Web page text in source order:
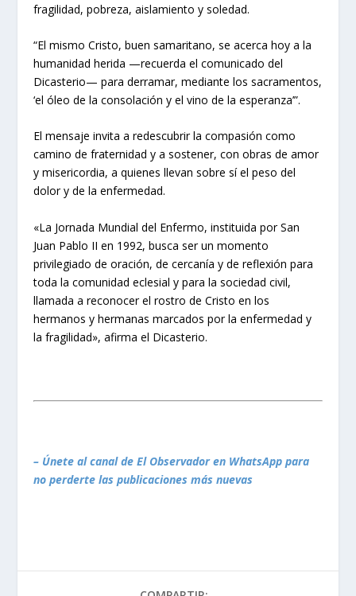
fragilidad, pobreza, aislamiento y soledad.
“El mismo Cristo, buen samaritano, se acerca hoy a la
humanidad herida —recuerda el comunicado del
Dicasterio— para derramar, mediante los sacramentos,
‘el óleo de la consolación y el vino de la esperanza’”.
El mensaje invita a redescubrir la compasión como
camino de fraternidad y a sostener, con obras de amor
y misericordia, a quienes llevan sobre sí el peso del
dolor y de la enfermedad.
«La Jornada Mundial del Enfermo, instituida por San
Juan Pablo II en 1992, busca ser un momento
privilegiado de oración, de cercanía y de reflexión para
toda la comunidad eclesial y para la sociedad civil,
llamada a reconocer el rostro de Cristo en los
hermanos y hermanas marcados por la enfermedad y
la fragilidad», afirma el Dicasterio.
– Únete al canal de El Observador en WhatsApp para
no perderte las publicaciones más nuevas